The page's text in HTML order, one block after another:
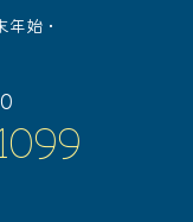
年始・